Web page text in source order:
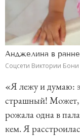
Анджелина в
Соцсети Виктории Бони
«Я лежу и думаю:
страшный! Может,
рожала одна в
кем. Я